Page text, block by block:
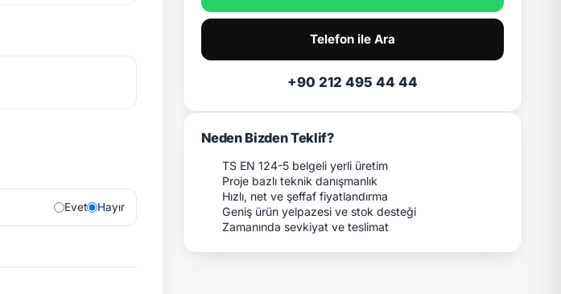
Evet Hayır
Telefon ile Ara
+90 212 495 44 44
Neden Bizden Teklif?
TS EN 124-5 belgeli yerli üretim
Proje bazlı teknik danışmanlık
Hızlı, net ve şeffaf fiyatlandırma
Geniş ürün yelpazesi ve stok desteği
Zamanında sevkiyat ve teslimat